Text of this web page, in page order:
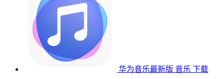
华为音乐最新版 音乐 下载